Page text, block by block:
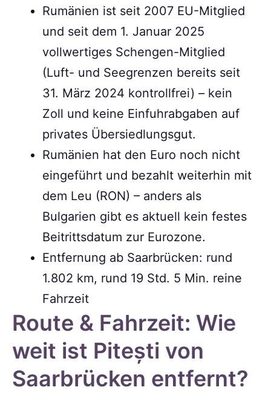
Rumänien ist seit 2007 EU-Mitglied
und seit dem 1. Januar 2025
vollwertiges Schengen-Mitglied
(Luft- und Seegrenzen bereits seit
31. März 2024 kontrollfrei) – kein
Zoll und keine Einfuhrabgaben auf
privates Übersiedlungsgut.
Rumänien hat den Euro noch nicht
eingeführt und bezahlt weiterhin mit
dem Leu (RON) – anders als
Bulgarien gibt es aktuell kein festes
Beitrittsdatum zur Eurozone.
Entfernung ab Saarbrücken: rund
1.802 km, rund 19 Std. 5 Min. reine
Fahrzeit
Route & Fahrzeit: Wie
weit ist Pitești von
Saarbrücken entfernt?